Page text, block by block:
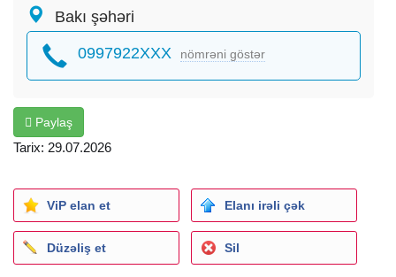
Bakı şəhəri
0997922XXX nömrəni göstər
Paylaş
Tarix: 29.07.2026
ViP elan et Elanı irəli çək
Düzəliş et Sil